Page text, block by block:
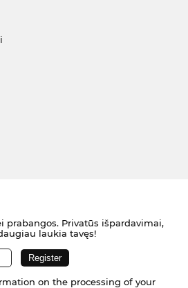
prabangos. Privatūs išpardavimai,
laukia tavęs!
on the processing of your